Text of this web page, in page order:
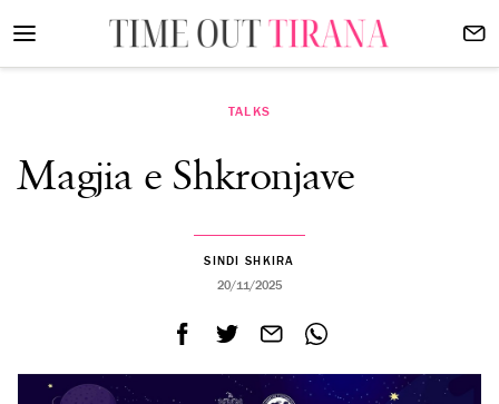
TALKS
Magjia e Shkronjave
SINDI SHKIRA
20/11/2025